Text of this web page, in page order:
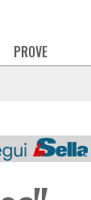
PROVE